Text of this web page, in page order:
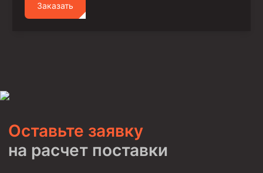
Заказать
Оставьте заявку
на расчет поставки